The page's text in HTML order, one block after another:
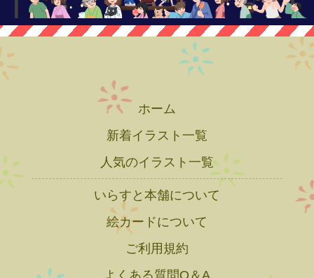
ホーム
新着イラスト一覧
人気のイラスト一覧
いらすと本舗について
絵カードについて
ご利用規約
よくある質問Q＆A